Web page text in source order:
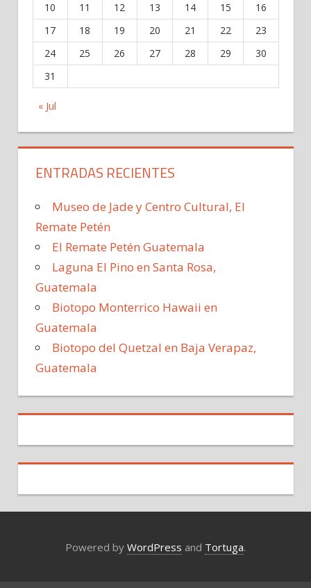
« Jul
10
11 12 13 14 15
16
17
18 19 20 21 22
23
24
25 26 27 28 29
30
31
ENTRADAS RECIENTES
Museo de Jade y Centro Cultural, El
Remate Petén
El Remate Petén Guatemala
Laguna El Pino en Santa Rosa,
Guatemala
Biotopo Monterrico Hawaii en
Guatemala
Biotopo del Quetzal en Baja Verapaz,
Guatemala
Powered by WordPress and Tortuga.